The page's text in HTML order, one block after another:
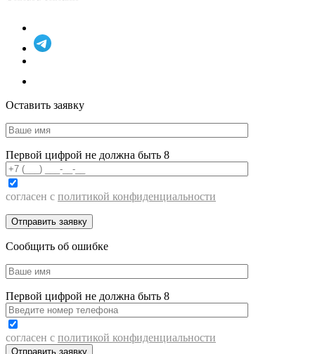
Оставить заявку
Первой цифрой не должна быть 8
согласен с политикой конфиденциальности
Сообщить об ошибке
Первой цифрой не должна быть 8
согласен с политикой конфиденциальности